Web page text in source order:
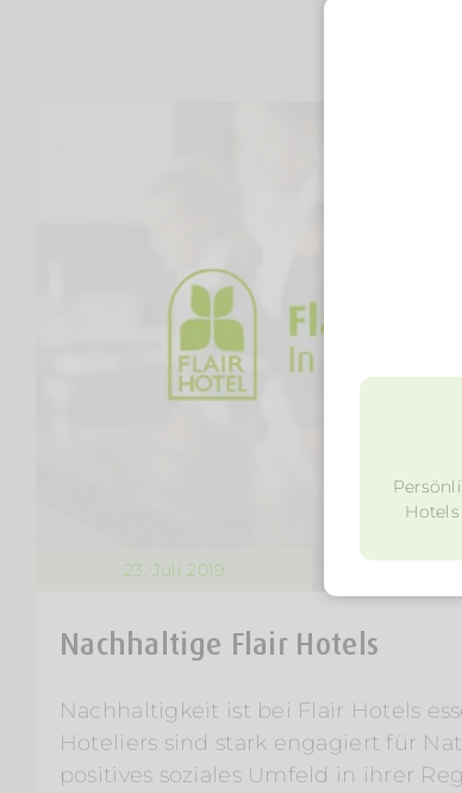
23. Juli 2019
Nachhaltige Flair Hotels
Nachhaltigkeit ist bei Flair Hotels
Hoteliers sind stark engagiert für
positives soziales Umfeld in ihrer